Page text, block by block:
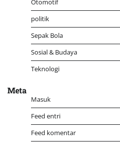
Otomotif
politik
Sepak Bola
Sosial & Budaya
Teknologi
Meta
Masuk
Feed entri
Feed komentar